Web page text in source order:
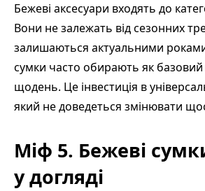
Бежеві аксесуари входять до
Вони не залежать від сезонних
залишаються актуальними
сумки часто обирають як базовий
щодень. Це інвестиція в
який не доведеться змінювати
Міф 5. Бежеві
у догляді